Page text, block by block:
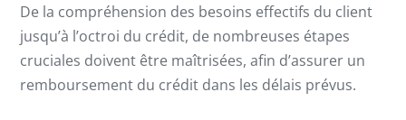
De la compréhension des besoins effectifs du client
jusqu’à l’octroi du crédit, de nombreuses étapes
cruciales doivent être maîtrisées, afin d’assurer un
remboursement du crédit dans les délais prévus.